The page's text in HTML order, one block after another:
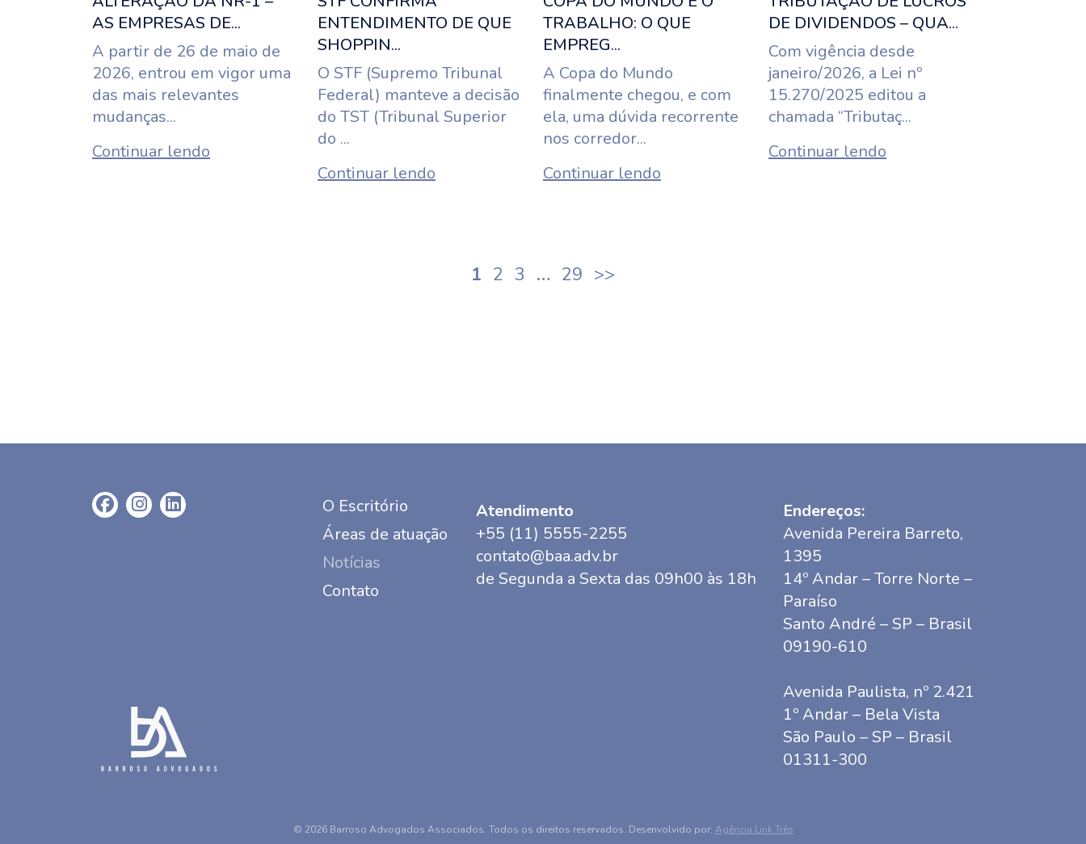
AS EMPRESAS DE...
A partir de 26 de maio de
2026, entrou em vigor uma
das mais relevantes
mudanças...
Continuar lendo
ENTENDIMENTO DE QUE
SHOPPIN...
O STF (Supremo Tribunal
Federal) manteve a decisão
do TST (Tribunal Superior
do ...
Continuar lendo
TRABALHO: O QUE
EMPREG...
A Copa do Mundo
finalmente chegou, e com
ela, uma dúvida recorrente
nos corredor...
Continuar lendo
DE DIVIDENDOS – QUA...
Com vigência desde
janeiro/2026, a Lei nº
15.270/2025 editou a
chamada “Tributaç...
Continuar lendo
Paginação
1 2 3 … 29 >>
O Escritório
Áreas de atuação
Notícias
Contato
Atendimento
+55 (11) 5555-2255
contato@baa.adv.br
de Segunda a Sexta das 09h00 às 18h
Endereços:
Avenida Pereira Barreto,
1395
14º Andar – Torre Norte –
Paraíso
Santo André – SP – Brasil
09190-610
Avenida Paulista, nº 2.421
1º Andar – Bela Vista
São Paulo – SP – Brasil
01311-300
© 2026 Barroso Advogados Associados. Todos os direitos reservados. Desenvolvido por: Agência Link Três